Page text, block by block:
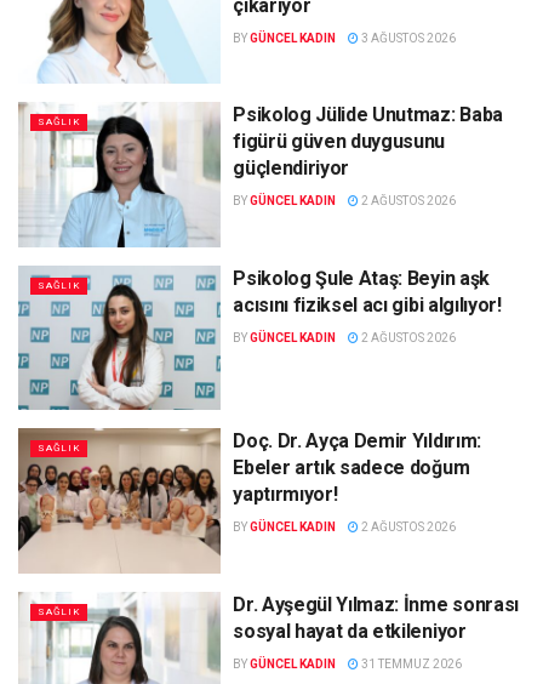
çıkarıyor
BYGÜNCEL KADIN 3 AĞUSTOS 2026
SAĞLIK
Psikolog Jülide Unutmaz: Baba
figürü güven duygusunu
güçlendiriyor
BYGÜNCEL KADIN 2 AĞUSTOS 2026
SAĞLIK
Psikolog Şule Ataş: Beyin aşk
acısını fiziksel acı gibi algılıyor!
BYGÜNCEL KADIN 2 AĞUSTOS 2026
SAĞLIK
Doç. Dr. Ayça Demir Yıldırım:
Ebeler artık sadece doğum
yaptırmıyor!
BYGÜNCEL KADIN 2 AĞUSTOS 2026
SAĞLIK
Dr. Ayşegül Yılmaz: İnme sonrası
sosyal hayat da etkileniyor
BYGÜNCEL KADIN 31 TEMMUZ 2026